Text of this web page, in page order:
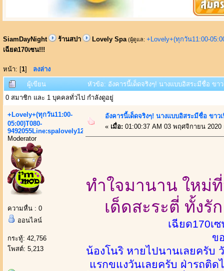
SiamDayNight ร้านสปา Lovely Spa (ผู้ดูแล: +Lovely+(ทุกวัน11:00-
เฉียด170เซน!!!
หน้า: [1] ลงล่าง
ผู้เขียน
หัวข้อ: อังคารนี้เด็ดจริงๆ! นางแบบอิสระมีชื่อ ขา
0 สมาชิก และ 1 บุคคลทั่วไป กำลังดูอยู่
+Lovely+(ทุกวัน11:00-
05:00)T080-
9492055Line:spalovely123
Moderator
ความหื่น : 0
ออนไลน์
กระทู้: 42,756
โพสต์: 5,213
อังคารนี้เด็ดจริงๆ! นางแบบอิสระมีชื่อ ขาว
« เมื่อ: 01:00:37 AM 03 พฤศจิกายน 2020
ทำใจมานาน ใหม่
เด็ดสะระตี่ ทั้ง
เฉียด170เ
ข
น้องโนริ หายไปนานเลยครับ
แรกขแงวันเลยครับ ฝ่ารถติ